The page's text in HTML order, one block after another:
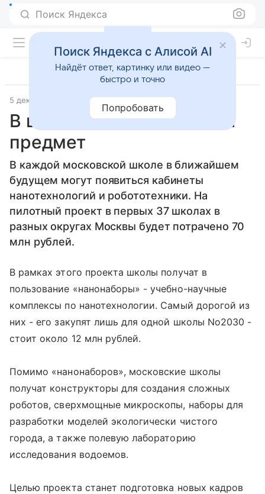
Поиск Яндекса
5 декабря 2012 Материал подготовила Юлия Озерова
В школах появится новый
предмет
В каждой московской школе в ближайшем
будущем могут появиться кабинеты
нанотехнологий и робототехники. На
пилотный проект в первых 37 школах в
разных округах Москвы будет потрачено 70
млн рублей.
В рамках этого проекта школы получат в
пользование «нанонаборы» - учебно-научные
комплексы по нанотехнологии. Самый дорогой из
них - его закупят лишь для одной школы No2030 -
стоит около 12 млн рублей.
Помимо «нанонаборов», московские школы
получат конструкторы для создания сложных
роботов, сверхмощные микроскопы, наборы для
разработки моделей экологически чистого
города, а также полевую лабораторию
исследования водоемов.
Целью проекта станет подготовка новых кадров
Поиск Яндекса с Алисой AI
Найдёт ответ, картинку или видео —
быстро и точно
Попробовать